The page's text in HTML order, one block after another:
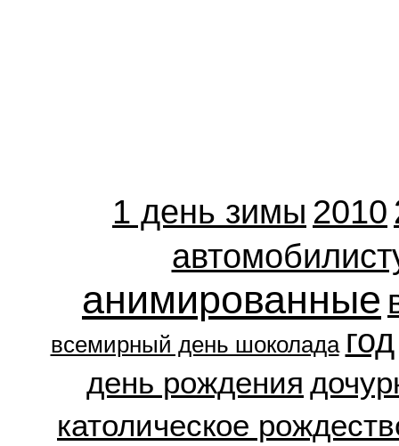
1 день зимы 2010
анимированные
всемирный день шоколада год
день рождения
католическое